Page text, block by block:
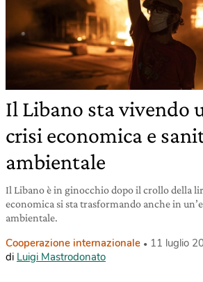
Il Libano sta vivendo
crisi economica e
ambientale
Il Libano è in ginocchio dopo il crollo della
economica si sta trasformando anche in
ambientale.
Cooperazione internazionale
11 luglio
di Luigi Mastrodonato